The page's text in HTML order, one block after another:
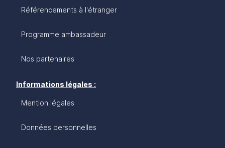
Référencements à l'étranger
Programme ambassadeur
Nos partenaires
Informations légales :
Mention légales
Données personnelles